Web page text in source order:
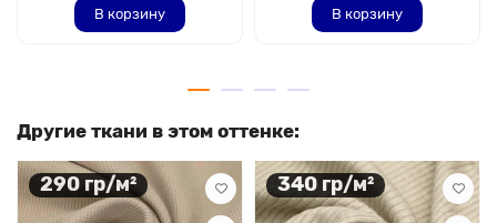
В корзину В корзину
Другие ткани в этом оттенке:
290 гр/м² 340 гр/м²